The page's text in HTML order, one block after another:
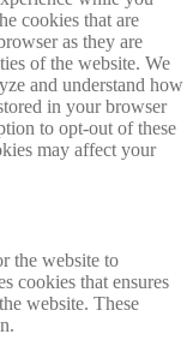
cookies that are
as they are
of the website. We
and understand how
in your browser
to opt-out of these
may affect your
the website to
cookies that ensures
website. These